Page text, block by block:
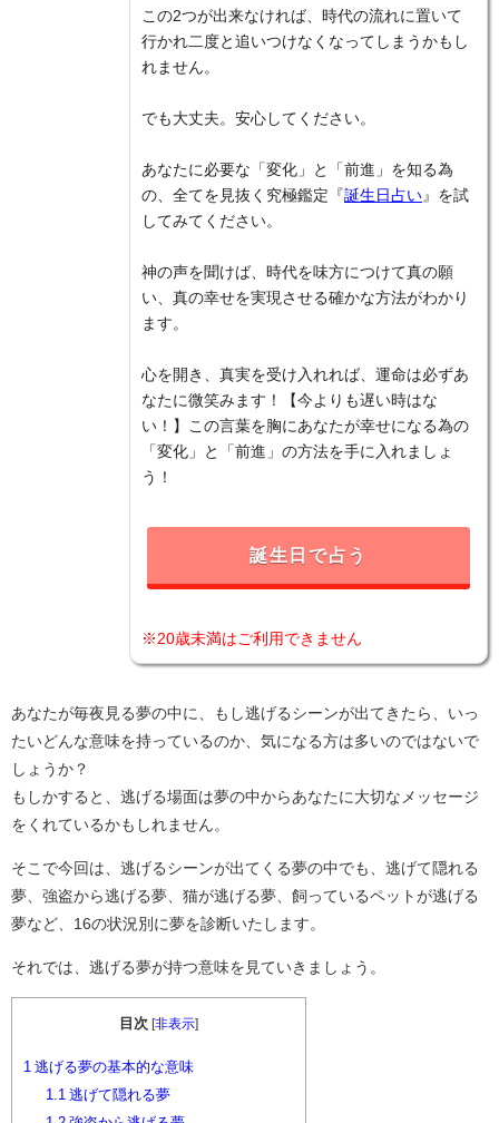
この2つが出来なければ、時代の流れに置いて
行かれ二度と追いつけなくなってしまうかもし
れません。
でも大丈夫。安心してください。
あなたに必要な「変化」と「前進」を知る為
の、全てを見抜く究極鑑定『誕生日占い 』を試
してみてください。
神の声を聞けば、時代を味方につけて真の願
い、真の幸せを実現させる確かな方法がわかり
ます。
心を開き、真実を受け入れれば、運命は必ずあ
なたに微笑みます！【今よりも遅い時はな
い！】この言葉を胸にあなたが幸せになる為の
「変化」と「前進」の方法を手に入れましょ
う！
誕生日で占う
※20歳未満はご利用できません
あなたが毎夜見る夢の中に、もし逃げるシーンが出てきたら、いっ
たいどんな意味を持っているのか、気になる方は多いのではないで
しょうか？
もしかすると、逃げる場面は夢の中からあなたに大切なメッセージ
をくれているかもしれません。
そこで今回は、逃げるシーンが出てくる夢の中でも、逃げて隠れる
夢、強盗から逃げる夢、猫が逃げる夢、飼っているペットが逃げる
夢など、16の状況別に夢を診断いたします。
それでは、逃げる夢が持つ意味を見ていきましょう。
目次 [非表示]
1 逃げる夢の基本的な意味
1.1 逃げて隠れる夢